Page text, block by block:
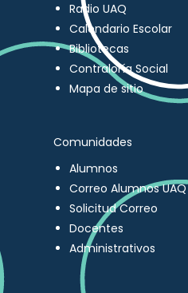
Radio UAQ
Calendario Escolar
Bibliotecas
Contraloría Social
Mapa de sitio
Comunidades
Alumnos
Correo Alumnos UAQ
Solicitud Correo
Docentes
Administrativos